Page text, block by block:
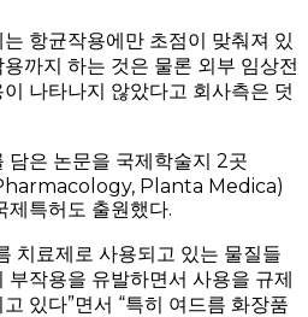
항균작용에만 초점이 맞춰져 있
까지 하는 것은 물론 외부 임상전
나타나지 않았다고 회사측은 덧
담은 논문을 국제학술지 2곳
Planta Medica)
제특허도 출원했다.
치료제로 사용되고 있는 물질들
부작용을 유발하면서 사용을 규제
있다”면서 “특히 여드름 화장품